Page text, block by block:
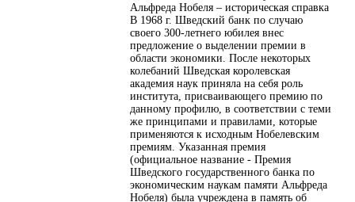
Альфреда Нобеля – историческая справка
В 1968 г. Шведский банк по случаю
своего 300-летнего юбилея внес
предложение о выделении премии в
области экономики. После некоторых
колебаний Шведская королевская
академия наук приняла на себя роль
института, присваивающего премию по
данному профилю, в соответствии с теми
же принципами и правилами, которые
применяются к исходным Нобелевским
премиям. Указанная премия
(официальное название - Премия
Шведского государственного банка по
экономическим наукам памяти Альфреда
Нобеля) была учреждена в память об